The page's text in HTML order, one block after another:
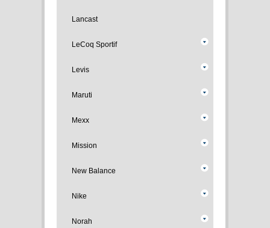
Lancast
LeCoq Sportif
Levis
Maruti
Mexx
Mission
New Balance
Nike
Norah